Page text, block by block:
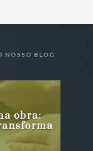
NOSSO BLOG
obra: